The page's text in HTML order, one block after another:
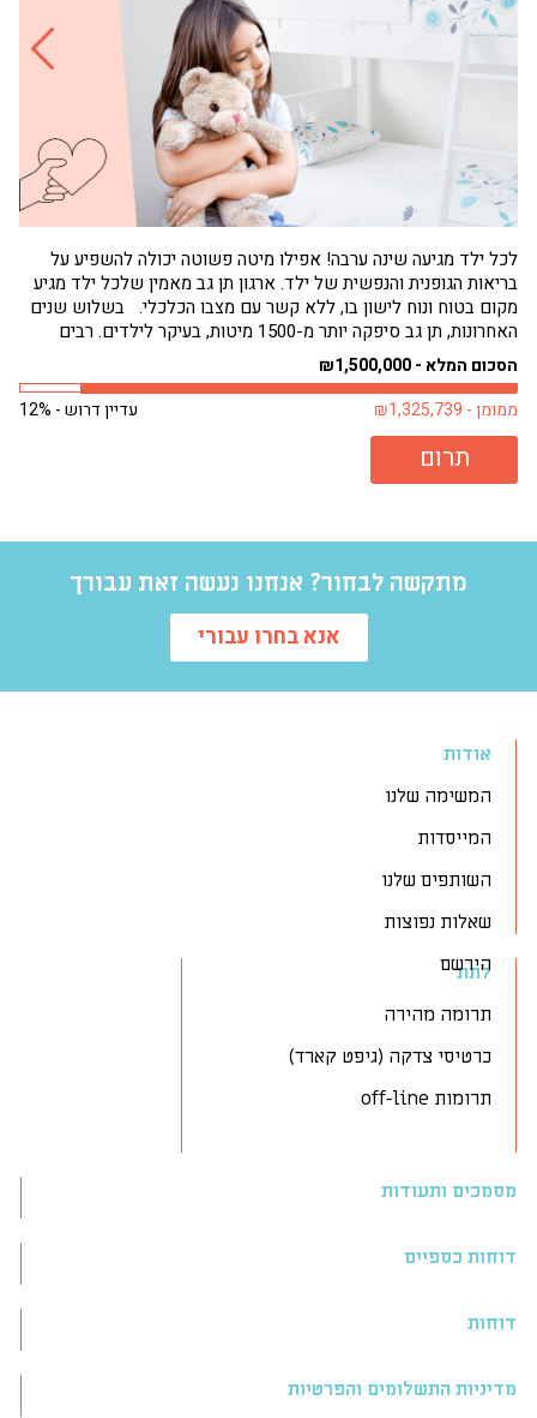
לכל ילד מגיעה שינה ערבה! אפילו מיטה פשוטה יכולה להשפיע על
בריאות הגופנית והנפשית של ילד. ארגון תן גב מאמין שלכל ילד מגיע
מקום בטוח ונוח לישון בו, ללא קשר עם מצבו הכלכלי. בשלוש שנים
האחרונות, תן גב סיפקה יותר מ-1500 מיטות, בעיקר לילדים. רבים
מילדים אלה היו ישנים על...
הסכום המלא - ₪1,500,000
עדיין דרוש - 12%
ממומן - ₪1,325,739
תרום
מתקשה לבחור? אנחנו נעשה זאת עבורך
אנא בחרו עבורי
אודות
המשימה שלנו
המייסדות
השותפים שלנו
שאלות נפוצות
הירשם
לתת
תרומה מהירה
כרטיסי צדקה (גיפט קארד)
תרומות off-line
מסמכים ותעודות
דוחות כספיים
דוחות
מדיניות התשלומים והפרטיות